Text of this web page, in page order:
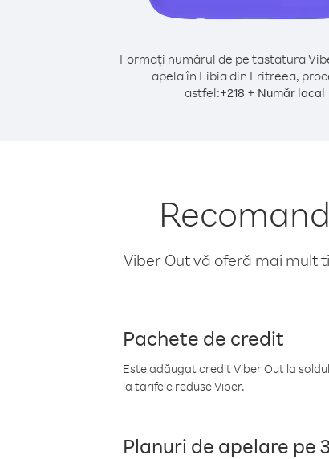
Formați numărul de pe tastatura
apela în Libia din Eritreea,
astfel:+218 + Număr local
Viber Out vă oferă mai mult
Pachete de credit
Este adăugat credit Viber Out la
la tarifele reduse Viber.
Planuri de apelare pe